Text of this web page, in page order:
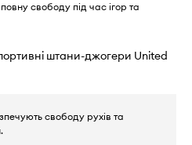
свободу під час ігор та
штани-джогери United
свободу рухів та